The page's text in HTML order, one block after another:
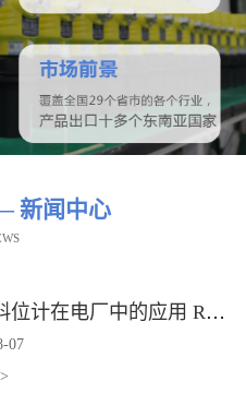
新闻中心
雷达料位计在电厂中的应用 RBRDZB-71-6-C
-07